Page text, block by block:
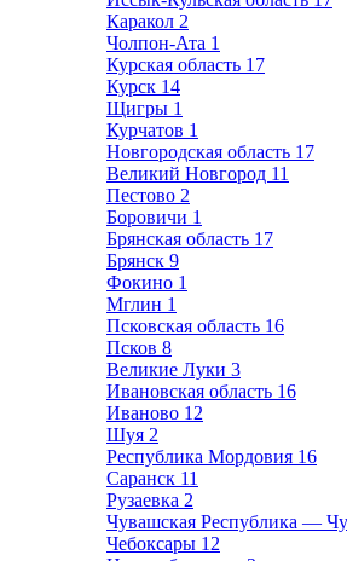
Каракол 2
Чолпон-Ата 1
Курская область 17
Курск 14
Щигры 1
Курчатов 1
Новгородская область 17
Великий Новгород 11
Пестово 2
Боровичи 1
Брянская область 17
Брянск 9
Фокино 1
Мглин 1
Псковская область 16
Псков 8
Великие Луки 3
Ивановская область 16
Иваново 12
Шуя 2
Республика Мордовия 16
Саранск 11
Рузаевка 2
Чувашская Республика —
Чебоксары 12